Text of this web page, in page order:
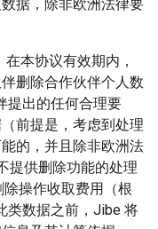
据，除非欧洲法律要
在本协议有效期内，
删除合作伙伴个人数
提出的任何合理要
前提是，考虑到处理
的，并且除非欧洲法
提供删除功能的处理
操作收取费用（根
类数据之前，Jibe 将